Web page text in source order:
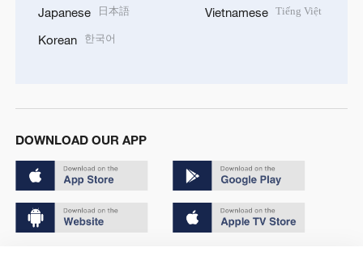
Japanese 日本語
Korean 한국어
Vietnamese Tiếng Việt
DOWNLOAD OUR APP